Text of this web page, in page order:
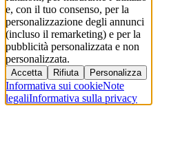
e, con il tuo consenso, per la
personalizzazione degli annunci
(incluso il remarketing) e per la
pubblicità personalizzata e non
personalizzata.
Accetta Rifiuta Personalizza
Informativa sui cookieNote
legaliInformativa sulla privacy